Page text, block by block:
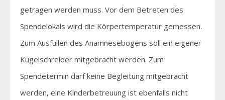
getragen werden muss. Vor dem Betreten des
Spendelokals wird die Körpertemperatur gemessen.
Zum Ausfüllen des Anamnesebogens soll ein eigener
Kugelschreiber mitgebracht werden. Zum
Spendetermin darf keine Begleitung mitgebracht
werden, eine Kinderbetreuung ist ebenfalls nicht